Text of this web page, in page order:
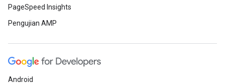
PageSpeed Insights
Pengujian AMP
Android